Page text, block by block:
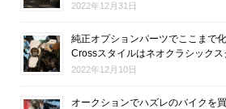
2022年12月31日
純正オプションパーツでここまで
Crossスタイルはネオクラシックス
2022年12月10日
オークションでハズレのバイクを